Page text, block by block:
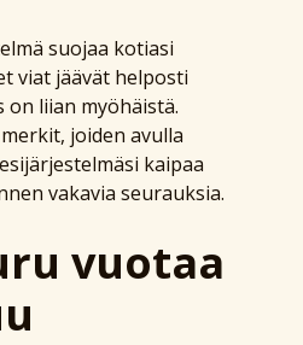
suojaa kotiasi
viat jäävät helposti
on liian myöhäistä.
joiden avulla
kaipaa
vakavia seurauksia.
vuotaa